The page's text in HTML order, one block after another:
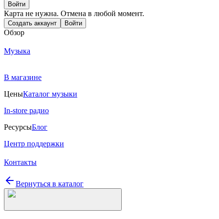
Войти
Карта не нужна. Отмена в любой момент.
Создать аккаунт Войти
Обзор
Музыка
В магазине
ЦеныКаталог музыки
In-store радио
РесурсыБлог
Центр поддержки
Контакты
Вернуться в каталог